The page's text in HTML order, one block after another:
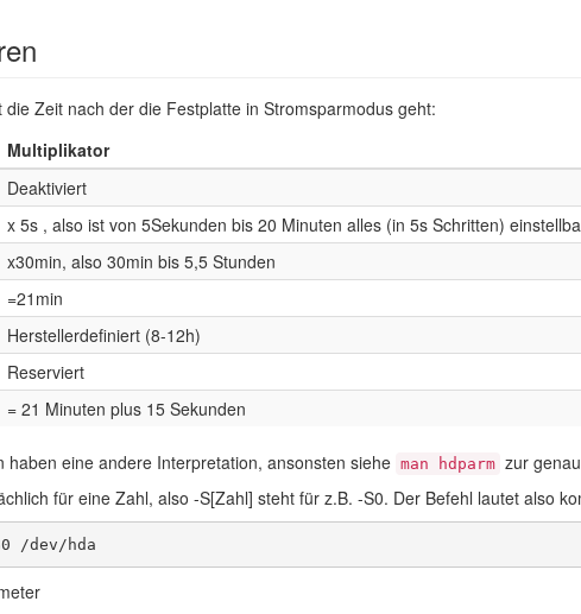
die Zeit nach der die Festplatte in Stromsparmodus geht:
Multiplikator
Deaktiviert
x 5s , also ist von 5Sekunden bis 20 Minuten alles (in 5s Schritten)
x30min, also 30min bis 5,5 Stunden
=21min
Herstellerdefiniert (8-12h)
Reserviert
= 21 Minuten plus 15 Sekunden
haben eine andere Interpretation, ansonsten siehe man hdparm zur
für eine Zahl, also -S[Zahl] steht für z.B. -S0. Der Befehl lautet also
/dev/hda